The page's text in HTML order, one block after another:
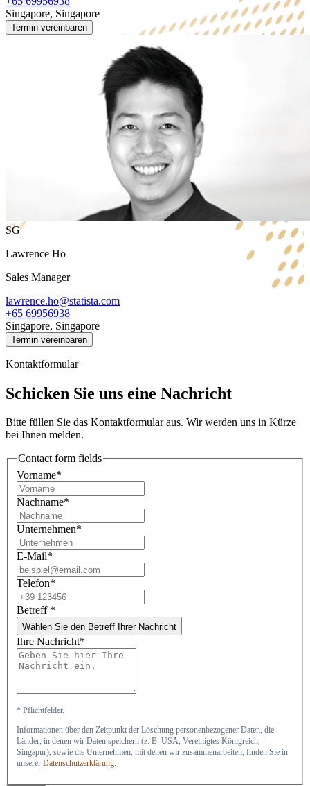
Singapore, Singapore
Termin vereinbaren
SG
Lawrence Ho
Sales Manager
lawrence.ho@statista.com
+65 69956938
Singapore, Singapore
Termin vereinbaren
Kontaktformular
Schicken Sie uns eine Nachricht
Bitte füllen Sie das Kontaktformular aus. Wir werden uns in Kürze
bei Ihnen melden.
Contact form fields
Vorname*
Nachname*
Unternehmen*
E-Mail*
Telefon*
Betreff *
Wählen Sie den Betreff Ihrer Nachricht
Ihre Nachricht*
* Pflichtfelder.
Informationen über den Zeitpunkt der Löschung personenbezogener Daten, die
Länder, in denen wir Daten speichern (z. B. USA, Vereinigtes Königreich,
Singapur), sowie die Unternehmen, mit denen wir zusammenarbeiten, finden Sie in
unserer Datenschutzerklärung.